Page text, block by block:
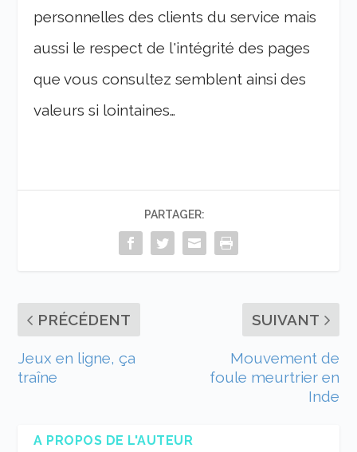
personnelles des clients du service mais
aussi le respect de l'intégrité des pages
que vous consultez semblent ainsi des
valeurs si lointaines…
PARTAGER:
PRÉCÉDENT
Jeux en ligne, ça
traîne
SUIVANT
Mouvement de
foule meurtrier en
Inde
A PROPOS DE L'AUTEUR